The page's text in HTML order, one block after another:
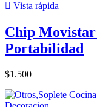
 Vista rápida
Chip Movistar
Portabilidad
$1.500